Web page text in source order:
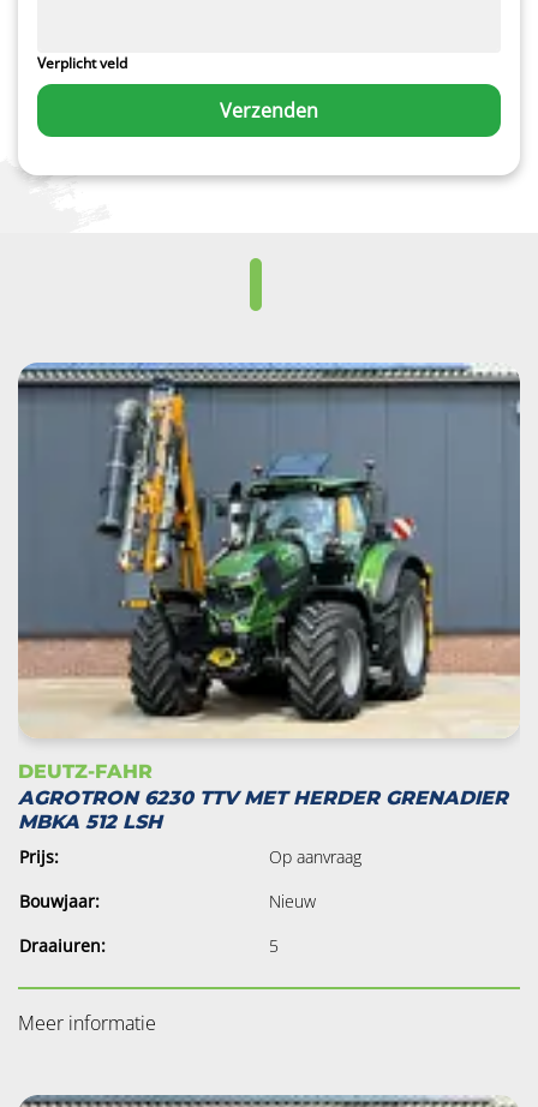
Verplicht veld
Verzenden
DEUTZ-FAHR
AGROTRON 6230 TTV MET HERDER GRENADIER
MBKA 512 LSH
Prijs:
Op aanvraag
Bouwjaar:
Nieuw
Draaiuren:
5
Meer informatie